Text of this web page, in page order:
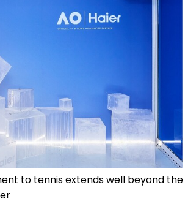
to tennis extends well beyond the